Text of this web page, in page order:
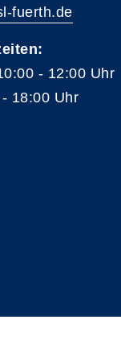
fuerth.de
- 12:00 Uhr
18:00 Uhr